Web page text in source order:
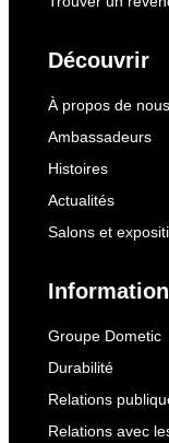
Découvrir
À propos de nous
Ambassadeurs
Histoires
Actualités
Salons et
Groupe Dometic
Durabilité
Relations
Relations avec